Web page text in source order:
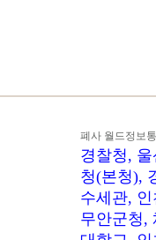
폐사 월드정보
경찰청,
청(본청),
수세관,
무안군청,